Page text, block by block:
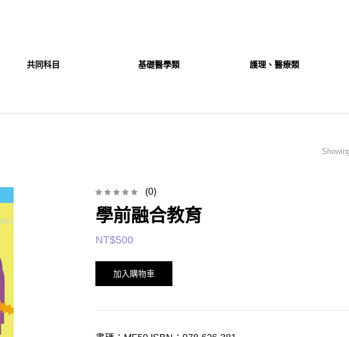
共同科目 基礎醫學類 護理、醫療類
(0)
學前融合教育
NT$500
加入購物車